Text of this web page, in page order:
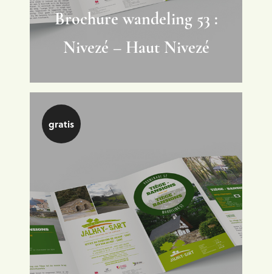
Brochure wandeling 53 :
Nivezé – Haut Nivezé
gratis